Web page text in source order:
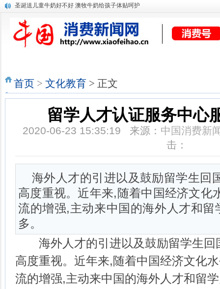
圣诞送儿童牛奶好不好 澳牧牛奶给孩子体贴呵护
首页 > 文化教育 > 正文
留学人才认证服务中心
2020-06-23 15:35:19 来源： 中国消费新
击：
海外人才的引进以及鼓励留学生回
高度重视。近年来,随着中国经济文化
流的增强,主动来中国的海外人才和留
多。
海外人才的引进以及鼓励留学生回
高度重视。近年来,随着中国经济文化
流的增强,主动来中国的海外人才和留